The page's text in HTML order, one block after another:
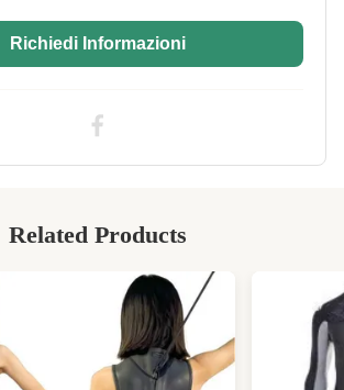
Poliester/Nylon/Spandex/Lycra/Camo
Rollo di tessuto di neoprene SBR
Richiedi Informazioni
Related Products